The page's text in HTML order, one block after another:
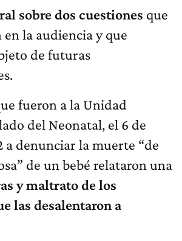
sobre dos cuestiones que
en la audiencia y que
de futuras
fueron a la Unidad
del Neonatal, el 6 de
a denunciar la muerte “de
de un bebé relataron una
y maltrato de los
las desalentaron a